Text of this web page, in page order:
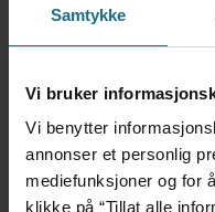
Samtykke
Vi bruker
Vi benytter
annonser et personlig
mediefunksjoner og for
klikke på “Tillat alle
Dag